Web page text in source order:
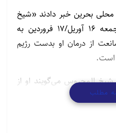
محلی بحرین خبر دادند «شیخ
میرزا المحروس» از روز جمعه ۱۶ آوریل/۱۷ فروردین به
از درمان او بدست رژیم
است.
شیخ المحروس می‌گویند او از
و طبق قوانین می‌توان
شود.
مطلب